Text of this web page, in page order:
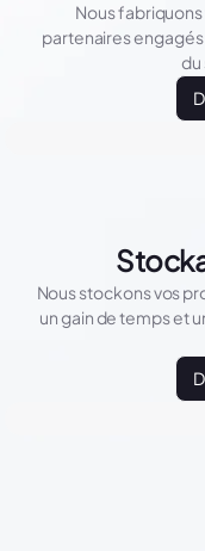
Nous
partenaires
du
Nous stockons vos
un gain de temps et